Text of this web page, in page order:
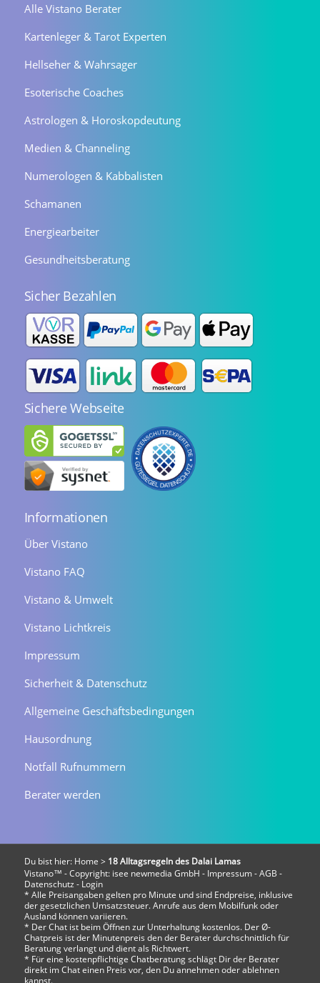
Alle Vistano Berater
Kartenleger & Tarot Experten
Hellseher & Wahrsager
Esoterische Coaches
Astrologen & Horoskopdeutung
Medien & Channeling
Numerologen & Kabbalisten
Schamanen
Energiearbeiter
Gesundheitsberatung
Sicher Bezahlen
Sichere Webseite
Informationen
Über Vistano
Vistano FAQ
Vistano & Umwelt
Vistano Lichtkreis
Impressum
Sicherheit & Datenschutz
Allgemeine Geschäftsbedingungen
Hausordnung
Notfall Rufnummern
Berater werden
Du bist hier: Home > 18 Alltagsregeln des Dalai Lamas
Vistano™ - Copyright: isee newmedia GmbH - Impressum-AGB -
Datenschutz - Login
* Alle Preisangaben gelten pro Minute und sind Endpreise, inklusive
der gesetzlichen Umsatzsteuer. Anrufe aus dem Mobilfunk oder
Ausland können variieren.
* Der Chat ist beim Öffnen zur Unterhaltung kostenlos. Der Ø-
Chatpreis ist der Minutenpreis den der Berater durchschnittlich für
Beratung verlangt und dient als Richtwert.
* Für eine kostenpflichtige Chatberatung schlägt Dir der Berater
direkt im Chat einen Preis vor, den Du annehmen oder ablehnen
kannst.